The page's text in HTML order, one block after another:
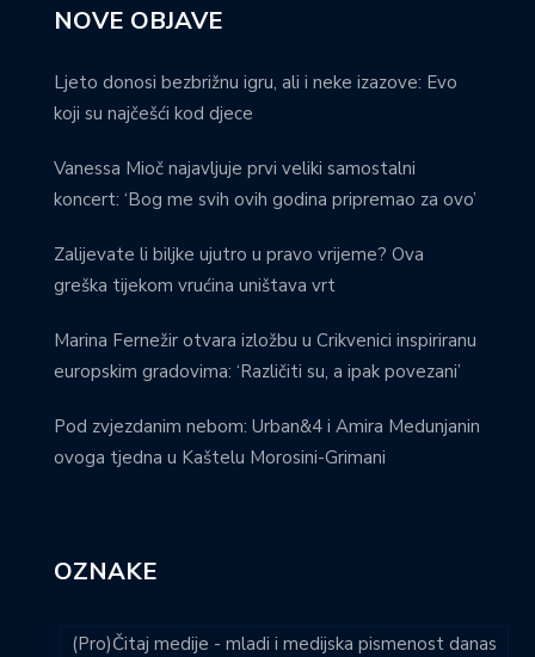
NOVE OBJAVE
Ljeto donosi bezbrižnu igru, ali i neke izazove: Evo
koji su najčešći kod djece
Vanessa Mioč najavljuje prvi veliki samostalni
koncert: ‘Bog me svih ovih godina pripremao za ovo’
Zalijevate li biljke ujutro u pravo vrijeme? Ova
greška tijekom vrućina uništava vrt
Marina Fernežir otvara izložbu u Crikvenici inspiriranu
europskim gradovima: ‘Različiti su, a ipak povezani’
Pod zvjezdanim nebom: Urban&4 i Amira Medunjanin
ovoga tjedna u Kaštelu Morosini-Grimani
OZNAKE
(Pro)Čitaj medije - mladi i medijska pismenost danas